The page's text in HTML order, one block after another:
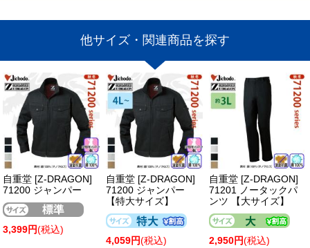
他サイズ・関連商品を探す
自重堂 [Z-DRAGON]
71200 ジャンパー
3,399円(税込)
自重堂 [Z-DRAGON]
71200 ジャンパー
【特大サイズ】
4,059円(税込)
自重堂 [Z-DRAGON]
71201 ノータックパ
ンツ 【大サイズ】
2,950円(税込)